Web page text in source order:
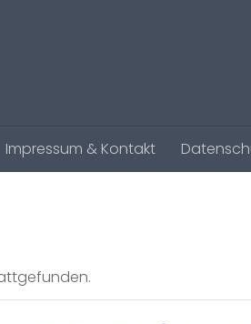
Impressum & Kontakt